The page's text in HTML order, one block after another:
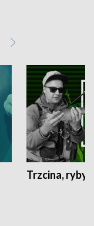
Trzcina, ryby